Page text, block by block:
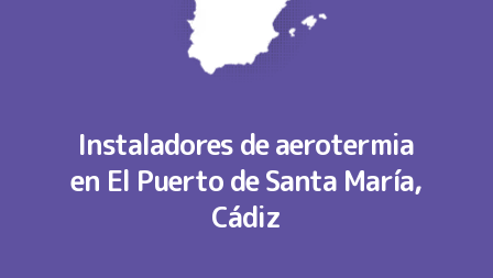
Instaladores de aerotermia
en El Puerto de Santa María,
Cádiz